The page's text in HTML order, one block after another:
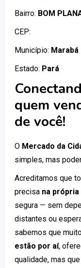
Bairro: BOM
CEP:
Município: Marabá
Estado: Pará
quem
de você!
O Mercado da
simples, mas
Acreditamos que
precisa na própria
segura — sem
distantes ou
sabemos que
estão por aí,
qualidade, mas